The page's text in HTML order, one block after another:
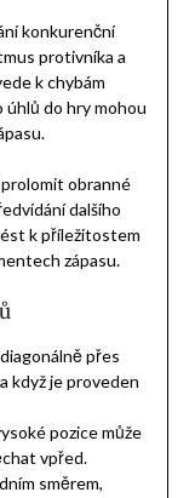
konkurenční
protivníka a
k chybám
do hry mohou
obranné
dalšího
k příležitostem
zápasu.
přes
když je proveden
pozice může
vpřed.
směrem,